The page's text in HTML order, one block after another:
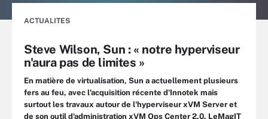
ACTUALITES
Steve Wilson, Sun : « notre hyperviseur
n'aura pas de limites »
En matière de virtualisation, Sun a actuellement plusieurs
fers au feu, avec l'acquisition récente d'Innotek mais
surtout les travaux autour de l'hyperviseur xVM Server et
de son outil d'administration xVM Ops Center 2.0. LeMagIT